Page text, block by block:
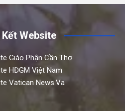
Kết Website
Giáo Phận Cần Thơ
HĐGM Việt Nam
Vatican News.Va